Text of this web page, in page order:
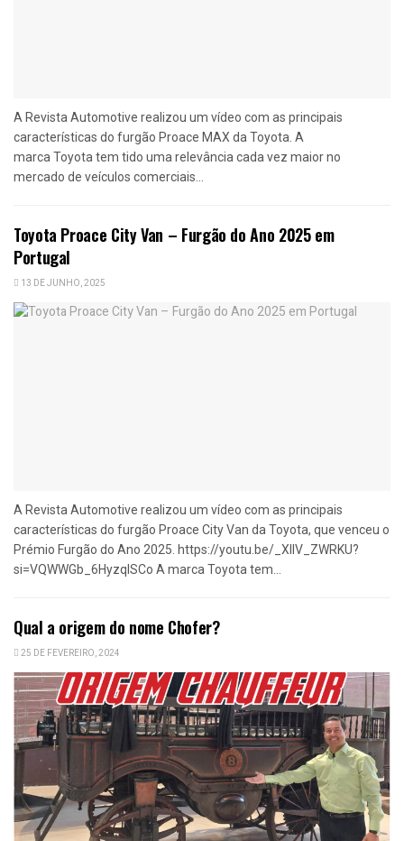
A Revista Automotive realizou um vídeo com as principais
características do furgão Proace MAX da Toyota. A
marca Toyota tem tido uma relevância cada vez maior no
mercado de veículos comerciais...
Toyota Proace City Van – Furgão do Ano 2025 em
Portugal
13 DE JUNHO, 2025
A Revista Automotive realizou um vídeo com as principais
características do furgão Proace City Van da Toyota, que venceu o
Prémio Furgão do Ano 2025. https://youtu.be/_XllV_ZWRKU?
si=VQWWGb_6HyzqISCo A marca Toyota tem...
Qual a origem do nome Chofer?
25 DE FEVEREIRO, 2024